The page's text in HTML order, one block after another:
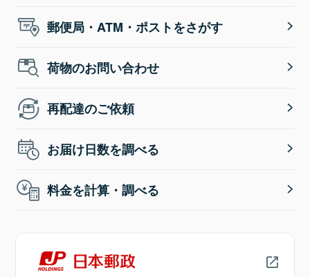
郵便局・ATM・ポストをさがす
荷物のお問い合わせ
再配達のご依頼
お届け日数を調べる
料金を計算・調べる